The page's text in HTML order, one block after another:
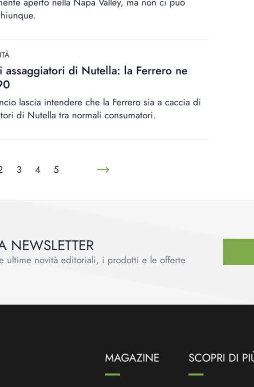
assaggiatori di Nutella: la Ferrero ne
lascia intendere che la Ferrero sia a caccia di
di Nutella tra normali consumatori.
3 4 5
NEWSLETTER
ultime novità editoriali, i prodotti e le offerte
MAGAZINE SCOPRI DI